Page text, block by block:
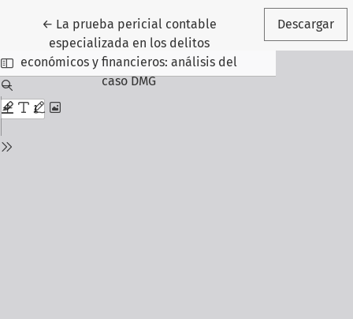
← Volver a los detalles del artículo
La prueba pericial contable
especializada en los delitos
económicos y financieros: análisis del
caso DMG
Descargar